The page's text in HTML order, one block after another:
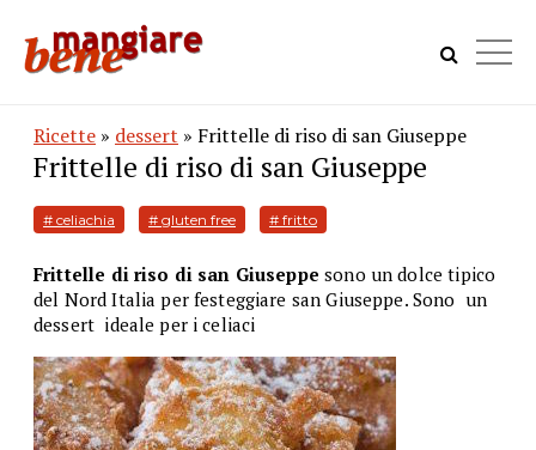
Ricette » dessert » Frittelle di riso di san Giuseppe
Frittelle di riso di san Giuseppe
# celiachia # gluten free # fritto
Frittelle di riso di san Giuseppe sono un dolce tipico
del Nord Italia per festeggiare san Giuseppe. Sono un
dessert ideale per i celiaci